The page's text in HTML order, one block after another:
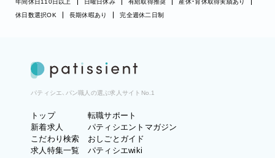
年間休日110日以上
日曜日休み 有給取得推奨
産休・育休取得実績あり
休日数選択OK
長期休暇あり 完全週休二日制
パティシエ、パン職人の選ぶ求人サイトNo.1
トップ
新着求人
こだわり検索
求人特集一覧
転職サポート
パティシエントマガジン
おしごとガイド
パティシエwiki